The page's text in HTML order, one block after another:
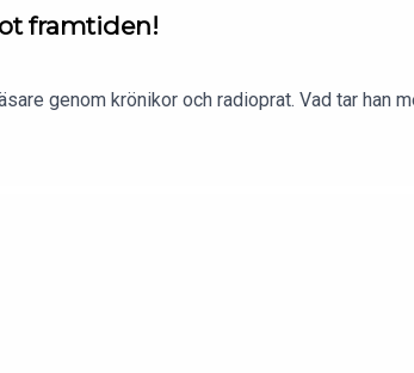
framtiden!
genom krönikor och radioprat. Vad tar han